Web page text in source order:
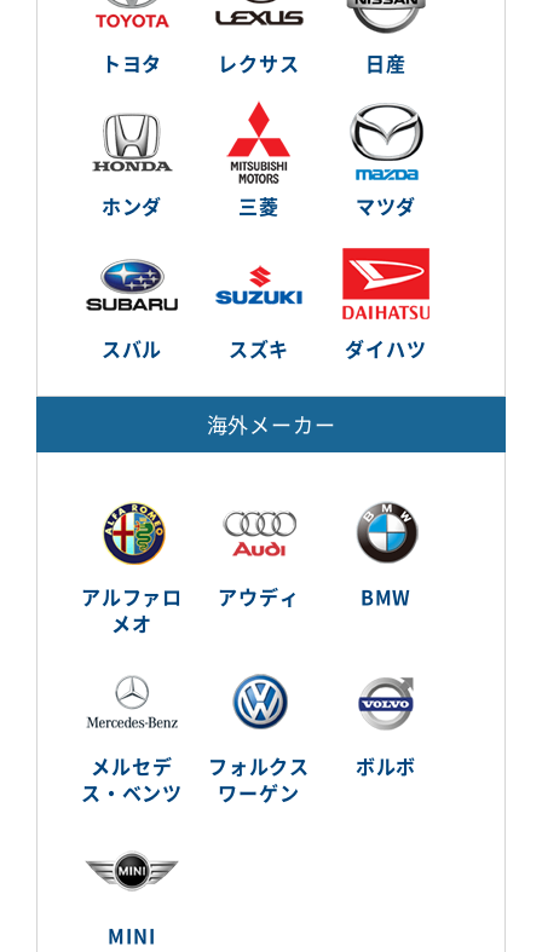
トヨタ レクサス 日産
ホンダ 三菱 マツダ
スバル スズキ ダイハツ
海外メーカー
アルファロ
メオ
アウディ BMW
メルセデ
ス・ベンツ
フォルクス
ワーゲン
ボルボ
MINI